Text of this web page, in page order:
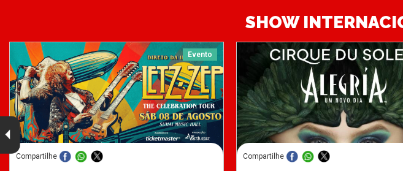
SHOW
Evento
Compartilhe Compartilhe